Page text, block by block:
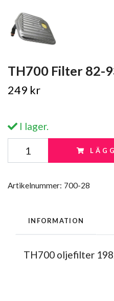
TH700 Filter 82-
249 kr
I lager.
Artikelnummer: 700-28
INFORMATION
TH700 oljefilter